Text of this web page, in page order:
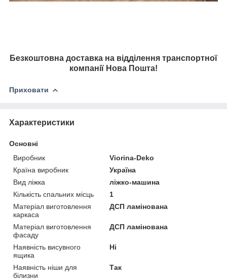
Безкоштовна доставка на відділення транспортної
компанії Нова Пошта!
Приховати
Характеристики
Основні
Виробник
Viorina-Deko
Країна виробник
Україна
Вид ліжка
ліжко-машина
Кількість спальних місць
1
Матеріал виготовлення
каркаса
ДСП ламінована
Матеріал виготовлення
фасаду
ДСП ламінована
Наявність висувного
ящика
Ні
Наявність ніши для
білизни
Так